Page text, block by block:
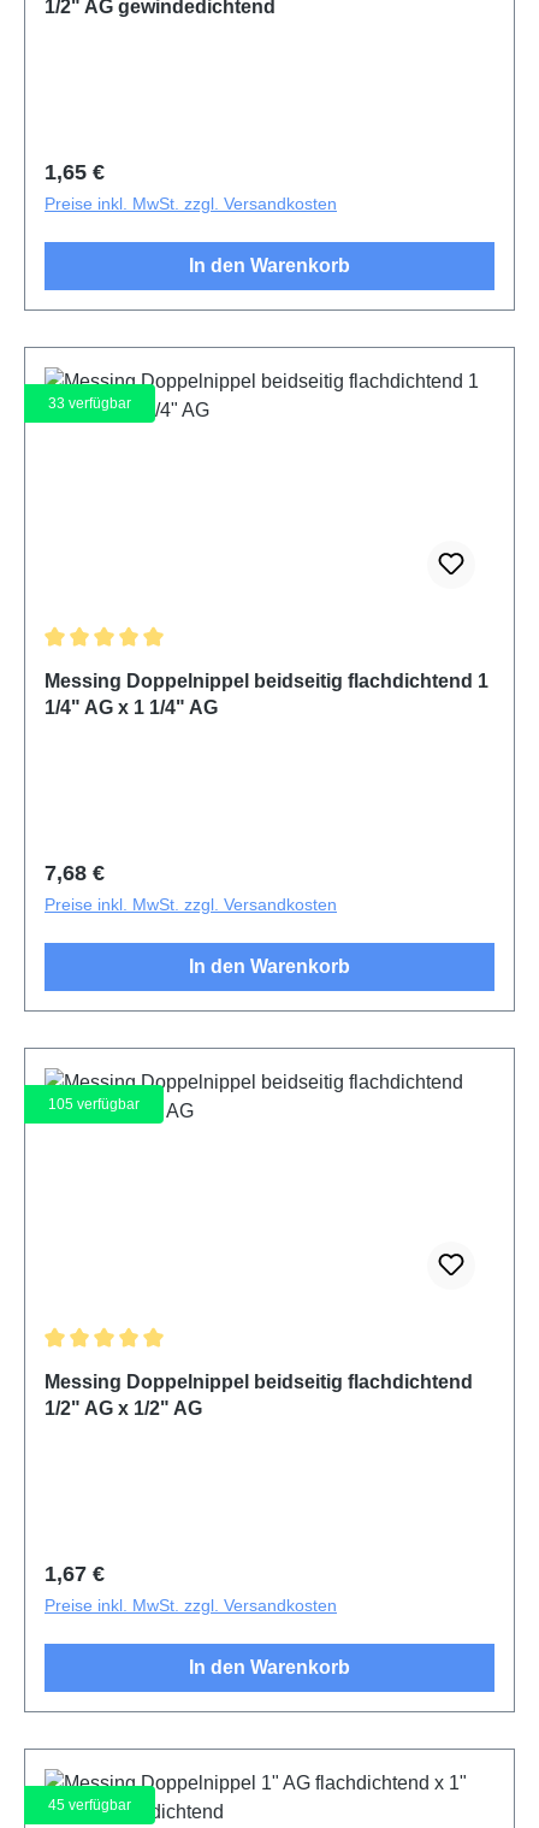
1/2" AG gewindedichtend
Regulärer Preis:
1,65 €
Preise inkl. MwSt. zzgl. Versandkosten
In den Warenkorb
33 verfügbar
Messing Doppelnippel beidseitig flachdichtend 1
1/4" AG x 1 1/4" AG
Regulärer Preis:
7,68 €
Preise inkl. MwSt. zzgl. Versandkosten
In den Warenkorb
105 verfügbar
Messing Doppelnippel beidseitig flachdichtend
1/2" AG x 1/2" AG
Regulärer Preis:
1,67 €
Preise inkl. MwSt. zzgl. Versandkosten
In den Warenkorb
45 verfügbar